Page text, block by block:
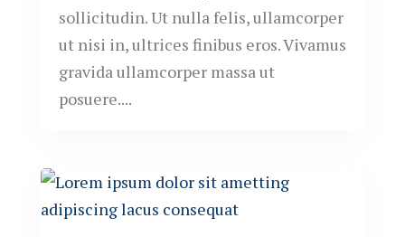
sollicitudin. Ut nulla felis, ullamcorper
ut nisi in, ultrices finibus eros. Vivamus
gravida ullamcorper massa ut
posuere....